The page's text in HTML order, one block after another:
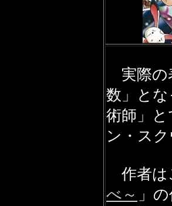
実際の
数」と
術師」
ン・ス
作者は
べ～ 」